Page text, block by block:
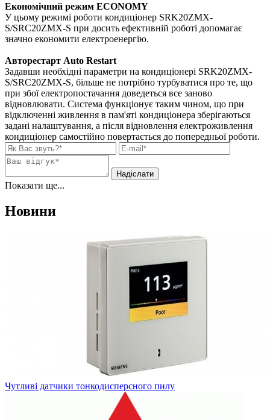
Економічний режим ECONOMY
У цьому режимі роботи кондиціонер SRK20ZMX-
S/SRC20ZMX-S при досить ефективній роботі допомагає
значно економити електроенергію.
Авторестарт Auto Restart
Задавши необхідні параметри на кондиціонері SRK20ZMX-
S/SRC20ZMX-S, більше не потрібно турбуватися про те, що
при збої електропостачання доведеться все заново
відновлювати. Система функціонує таким чином, що при
відключенні живлення в пам'яті кондиціонера зберігаються
задані налаштування, а після відновлення електроживлення
кондиціонер самостійно повертається до попередньої роботи.
Показати ще...
Новини
Чутливі датчики тонкодисперсного пилу